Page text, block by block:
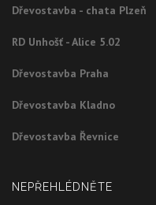
Dřevostavba - chata Plzeň
RD Unhošť - Alice 5.02
Dřevostavba Praha
Dřevostavba Kladno
Dřevostavba Řevnice
NEPŘEHLÉDNĚTE